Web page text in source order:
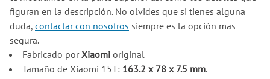
figuran en la descripción. No olvides que si tienes alguna
duda, contactar con nosotros siempre es la opción mas
segura.
Fabricado porXiaomioriginal
Tamaño de Xiaomi 15T: 163.2 x 78 x 7.5 mm.